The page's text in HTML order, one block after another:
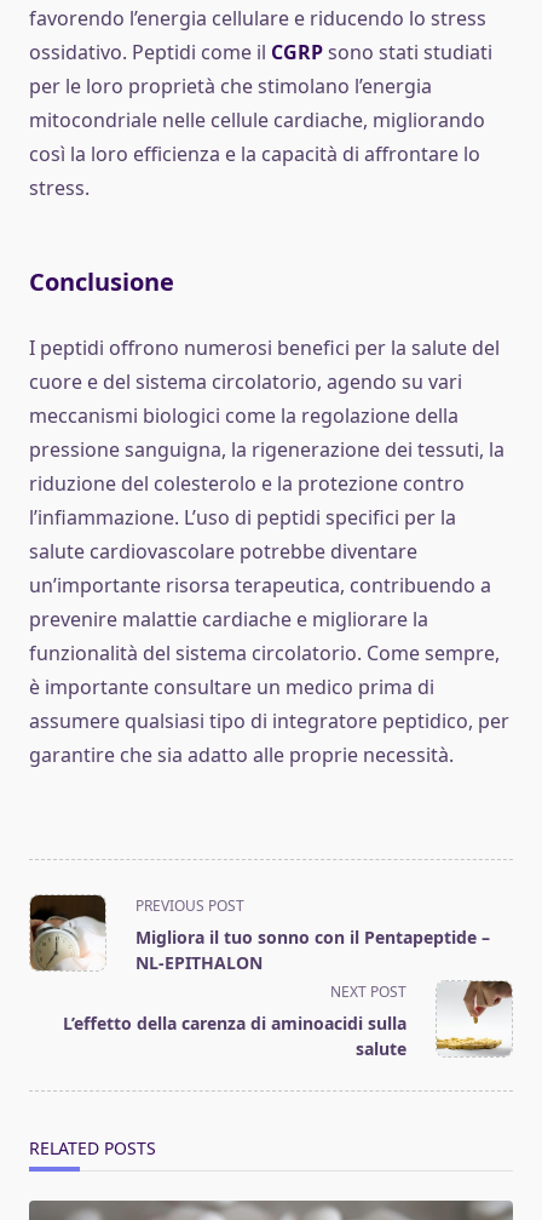
favorendo l’energia cellulare e riducendo lo stress
ossidativo. Peptidi come il CGRPsono stati studiati
per le loro proprietà che stimolano l’energia
mitocondriale nelle cellule cardiache, migliorando
così la loro efficienza e la capacità di affrontare lo
stress.
Conclusione
I peptidi offrono numerosi benefici per la salute del
cuore e del sistema circolatorio, agendo su vari
meccanismi biologici come la regolazione della
pressione sanguigna, la rigenerazione dei tessuti, la
riduzione del colesterolo e la protezione contro
l’infiammazione. L’uso di peptidi specifici per la
salute cardiovascolare potrebbe diventare
un’importante risorsa terapeutica, contribuendo a
prevenire malattie cardiache e migliorare la
funzionalità del sistema circolatorio. Come sempre,
è importante consultare un medico prima di
assumere qualsiasi tipo di integratore peptidico, per
garantire che sia adatto alle proprie necessità.
<span
class="nav-
subtitle
reader-
PREVIOUS POST
Migliora il tuo sonno con il Pentapeptide –
NL-EPITHALON
NEXT POST
L’effetto della carenza di aminoacidi sulla
salute
RELATED POSTS